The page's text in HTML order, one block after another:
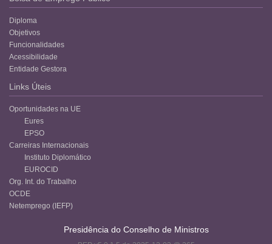
Diploma
Objetivos
Funcionalidades
Acessibilidade
Entidade Gestora
Links Úteis
Oportunidades na UE
Eures
EPSO
Carreiras Internacionais
Instituto Diplomático
EUROCID
Org. Int. do Trabalho
OCDE
Netemprego (IEFP)
Presidência do Conselho de Ministros